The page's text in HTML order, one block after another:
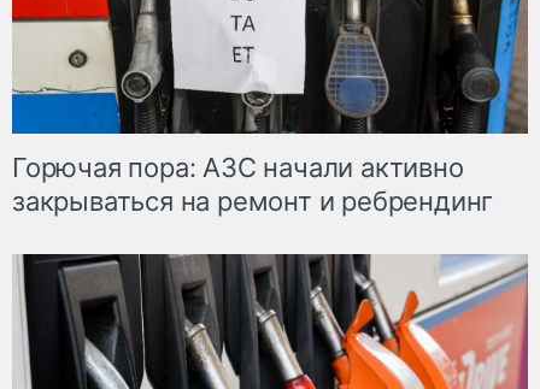
Горючая пора: АЗС начали активно
закрываться на ремонт и ребрендинг